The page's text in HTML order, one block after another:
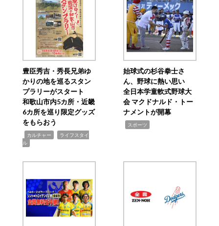
豊臣秀吉・秀長兄弟ゆ
かりの地を巡るスタン
プラリーがスタート
和歌山市内5カ所・近畿
6カ所を巡り限定グッズ
をもらおう
カルチャー
ライフスタイ
ル
始球式の杉谷拳士さ
ん、野球に熱い思い
全日本学童軟式野球大
会 マクドナルド・トー
ナメントが開幕
スポーツ